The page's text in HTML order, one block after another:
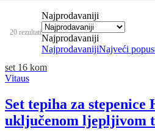
20 rezultati
Najprodavaniji
Najprodavaniji
NajprodavanijiNajveći
set 16 kom
Vitaus
Set tepiha za stepenice
uključenom ljepljivom